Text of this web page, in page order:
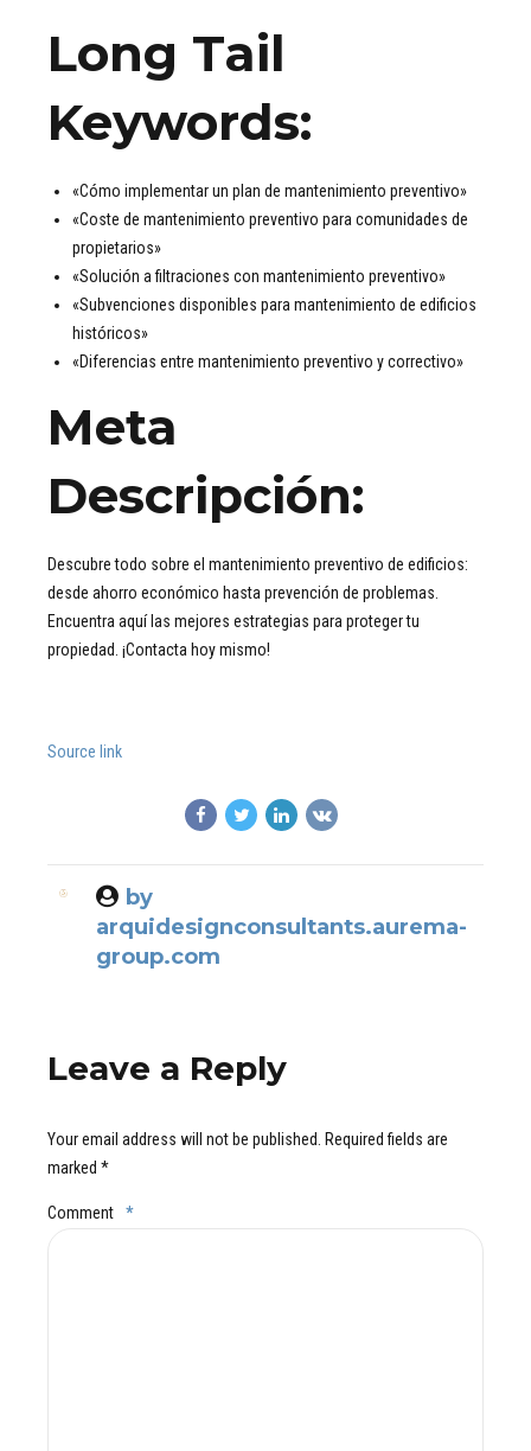
Long Tail
Keywords:
«Cómo implementar un plan de mantenimiento preventivo»
«Coste de mantenimiento preventivo para comunidades de
propietarios»
«Solución a filtraciones con mantenimiento preventivo»
«Subvenciones disponibles para mantenimiento de edificios
históricos»
«Diferencias entre mantenimiento preventivo y correctivo»
Meta
Descripción:
Descubre todo sobre el mantenimiento preventivo de edificios:
desde ahorro económico hasta prevención de problemas.
Encuentra aquí las mejores estrategias para proteger tu
propiedad. ¡Contacta hoy mismo!
Source link
by
arquidesignconsultants.aurema-
group.com
Leave a Reply
Your email address will not be published. Required fields are
marked *
Comment *